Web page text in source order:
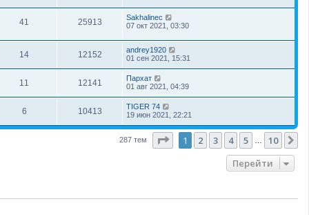
41 25913
Sakhalinec
07 окт 2021, 03:30
14 12152
andrey1920
01 сен 2021, 15:31
11 12141
Пархат
01 авг 2021, 04:39
6 10413
TIGER 74
19 июн 2021, 22:21
287 тем Страница из 10
1 2 3 4 5 10
Перейти